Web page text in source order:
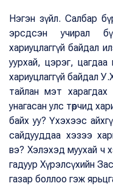
Нэгэн зүйл. Салбар
эрсдсэн учирал
хариуцлаггүй байдал
уурхай, цэрэг, цагдаа
хариуцлаггүй байдал
тайлан мэт харагдах
унагасан улс төрчид
байх уу? Үхэхээс
сайдууддаа хэзээ
вэ? Хэлэхэд муухай ч
гадуур Хүрэлсүхийн
газар боллоо гэж